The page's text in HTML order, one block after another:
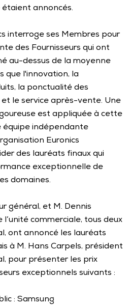
étaient annoncés.
interroge ses Membres pour
des Fournisseurs qui ont
au-dessus de la moyenne
que l'innovation, la
la ponctualité des
et le service après-vente. Une
est appliquée à cette
équipe indépendante
Euronics
des lauréats finaux qui
exceptionnelle de
domaines.
général, et M. Dennis
l’unité commerciale, tous deux
ont annoncé les lauréats
à M. Hans Carpels, président
pour présenter les prix
exceptionnels suivants :
: Samsung